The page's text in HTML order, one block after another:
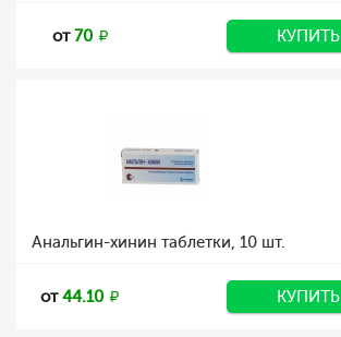
от70 КУПИТЬ
Анальгин-хинин таблетки, 10 шт.
от44.10 КУПИТЬ